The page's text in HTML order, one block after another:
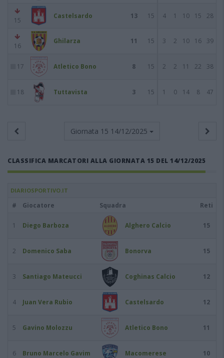
15
Castelsardo 13 15 4 1 10 15 28
16
Ghilarza 11 15 3 2 10 16 39
17 Atletico Bono 8 15 2 2 11 22 38
18 Tuttavista 3 15 1 0 14 8 47
Giornata 15 14/12/2025
CLASSIFICA MARCATORI ALLA GIORNATA 15 DEL 14/12/2025
DIARIOSPORTIVO.IT
# Giocatore Squadra Reti
1 Diego Barboza Alghero Calcio 15
2 Domenico Saba Bonorva 15
3 Santiago Mateucci Coghinas Calcio 12
4 Juan Vera Rubio Castelsardo 12
5 Gavino Molozzu Atletico Bono 11
6 Bruno Marcelo Gavim Macomerese 10